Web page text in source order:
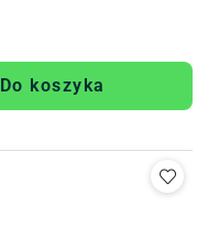
Do koszyka